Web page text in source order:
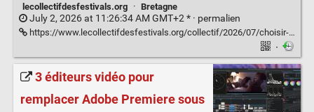
lecollectifdesfestivals.org
· Bretagne
July 2, 2026 at 11:26:34 AM GMT+2 * · permalien
https://www.lecollectifdesfestivals.org/collectif/2026/07/choisir-et-gerer-la-vaisselle-reemployable-de-son-evenement/
·
3 éditeurs vidéo pour
remplacer Adobe Premiere sous